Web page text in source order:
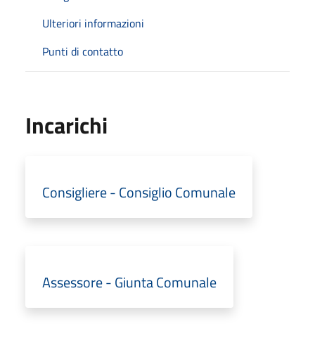
Ulteriori informazioni
Punti di contatto
Incarichi
Consigliere - Consiglio Comunale
Assessore - Giunta Comunale